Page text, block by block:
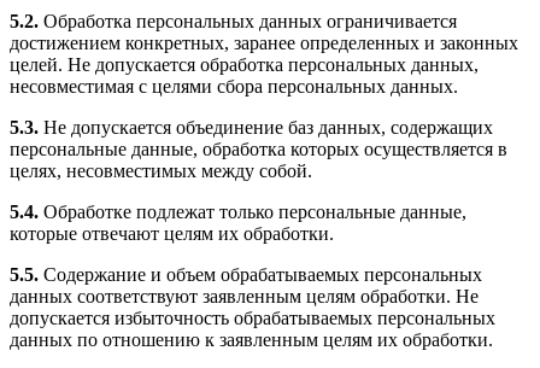
5.2. Обработка персональных данных ограничивается
достижением конкретных, заранее определенных и законных
целей. Не допускается обработка персональных данных,
несовместимая с целями сбора персональных данных.
5.3. Не допускается объединение баз данных, содержащих
персональные данные, обработка которых осуществляется в
целях, несовместимых между собой.
5.4. Обработке подлежат только персональные данные,
которые отвечают целям их обработки.
5.5. Содержание и объем обрабатываемых персональных
данных соответствуют заявленным целям обработки. Не
допускается избыточность обрабатываемых персональных
данных по отношению к заявленным целям их обработки.